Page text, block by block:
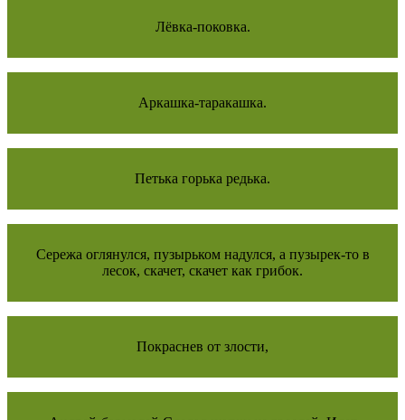
Лёвка-поковка.
Аркашка-таракашка.
Петька горька редька.
Сережа оглянулся, пузырьком надулся, а пузырек-то в
лесок, скачет, скачет как грибок.
Покpаснев от злости,